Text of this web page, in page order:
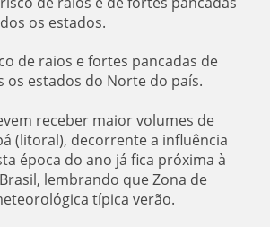
os estados.
de raios e fortes pancadas de
os estados do Norte do país.
receber maior volumes de
(litoral), decorrente a influência
época do ano já fica próxima à
lembrando que Zona de
típica verão.